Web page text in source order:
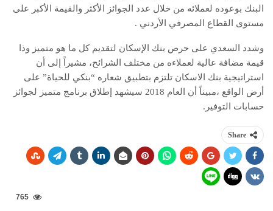
البنك بوعوده لعملائه من خلال عدد الجوائز الأكثر والقيمة الأكبر على
مستوى القطاع المصرفي الأردني .
وشدد السعدي على حرص بنك الإسكان لتقديم كل ما هو متميز وذا
قيمة مضافة عالية لعملاءه من مختلف الشرائح، مشيراً إلى أن
استراتيجية بنك الاسكان تلتزم بتطبيق شعاره “بنكي للحياة” على
أرض الواقع ،مبيناً أن العام 2018 سيشهد إطلاق برنامج متميز لجوائز
حسابات التوفير.
Share
765